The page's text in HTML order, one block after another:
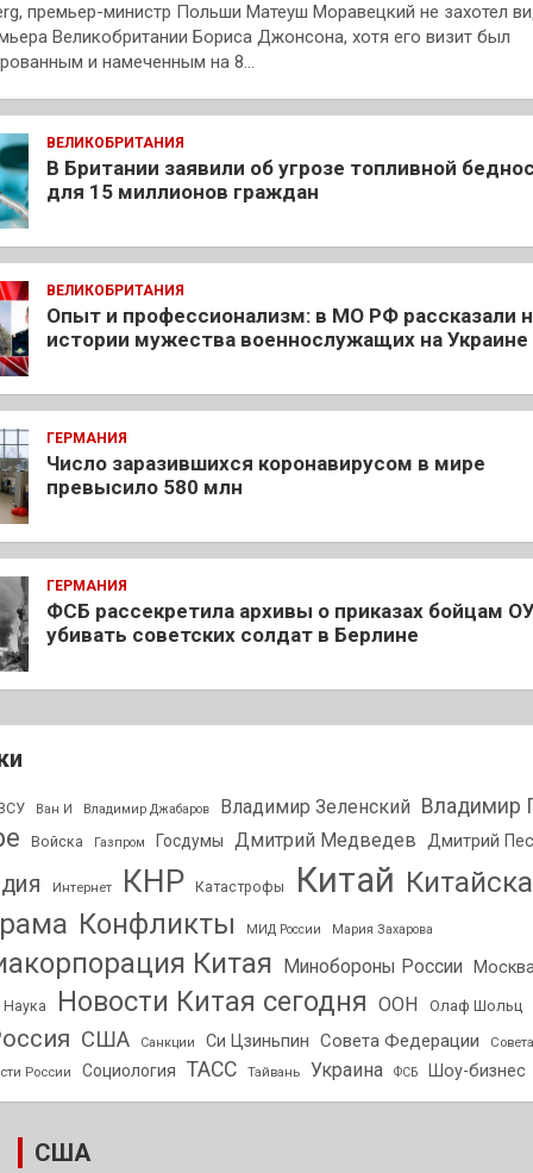
премьер-министр Польши Матеуш Моравецкий не захотел
Великобритании Бориса Джонсона, хотя его визит был
и намеченным на 8…
ВЕЛИКОБРИТАНИЯ
В Британии заявили об угрозе топливной
для 15 миллионов граждан
ВЕЛИКОБРИТАНИЯ
Опыт и профессионализм: в МО РФ рассказали
истории мужества военнослужащих на Украине
ГЕРМАНИЯ
Число заразившихся коронавирусом в мире
превысило 580 млн
ГЕРМАНИЯ
ФСБ рассекретила архивы о приказах бойцам
убивать советских солдат в Берлине
Ван И Владимир Джабаров Владимир Зеленский Владимир
Войска Газпром Госдумы Дмитрий Медведев Дмитрий
Интернет КНР Катастрофы Китай
Конфликты МИД России Мария Захарова
Китая Минобороны России
Наука Новости Китая сегодня ООН Олаф Шольц
США Санкции Си Цзиньпин Совета Федерации
Совета
России
Социология ТАСС Тайвань Украина ФСБ Шоу-бизнес
США